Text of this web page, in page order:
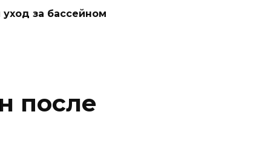
за бассейном
после